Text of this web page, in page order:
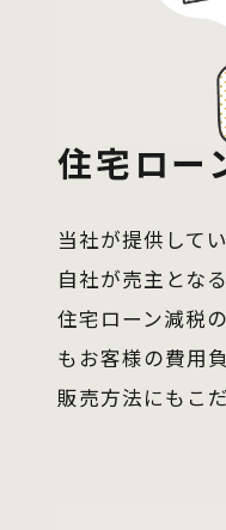
住宅ロー
当社が提供して
自社が売主とな
住宅ローン減税
もお客様の費用
販売方法にもこ